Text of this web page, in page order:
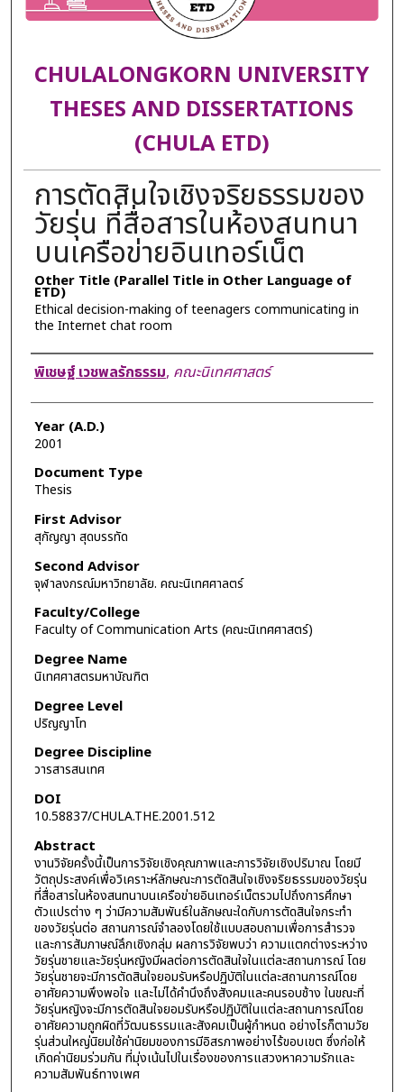
CHULALONGKORN UNIVERSITY
THESES AND DISSERTATIONS
(CHULA ETD)
การตัดสินใจเชิงจริยธรรมของ
วัยรุ่น ที่สื่อสารในห้องสนทนา
บนเครือข่ายอินเทอร์เน็ต
Other Title (Parallel Title in Other Language of
ETD)
Ethical decision-making of teenagers communicating in
the Internet chat room
Author
พิเชษฐ์ เวชพลรักธรรม, คณะนิเทศศาสตร์
Year (A.D.)
2001
Document Type
Thesis
First Advisor
สุกัญญา สุดบรรทัด
Second Advisor
จุฬาลงกรณ์มหาวิทยาลัย. คณะนิเทศศาลตร์
Faculty/College
Faculty of Communication Arts (คณะนิเทศศาสตร์)
Degree Name
นิเทศศาสตรมหาบัณฑิต
Degree Level
ปริญญาโท
Degree Discipline
วารสารสนเทศ
DOI
10.58837/CHULA.THE.2001.512
Abstract
งานวิจัยครั้งนี้เป็นการวิจัยเชิงคุณภาพและการวิจัยเชิงปริมาณ โดยมี
วัตถุประสงค์เพื่อวิเคราะห์ลักษณะการตัดสินใจเชิงจริยธรรมของวัยรุ่น
ที่สื่อสารในห้องสนทนาบนเครือข่ายอินเทอร์เน็ตรวมไปถึงการศึกษา
ตัวแปรต่าง ๆ ว่ามีความสัมพันธ์ในลักษณะใดกับการตัดสินใจกระทำ
ของวัยรุ่นต่อ สถานการณ์จำลองโดยใช้แบบสอบถามเพื่อการสำรวจ
และการสัมภาษณ์ลึกเชิงกลุ่ม ผลการวิจัยพบว่า ความแตกต่างระหว่าง
วัยรุ่นชายและวัยรุ่นหญิงมีผลต่อการตัดสินใจในแต่ละสถานการณ์ โดย
วัยรุ่นชายจะมีการตัดสินใจยอมรับหรือปฏิบัติในแต่ละสถานการณ์โดย
อาศัยความพึงพอใจ และไม่ได้คำนึงถึงสังคมและคนรอบช้าง ในขณะที่
วัยรุ่นหญิงจะมีการตัดสินใจยอมรับหรือปฏิบัติในแต่ละสถานการณ์โดย
อาศัยความถูกผิดที่วัฒนธรรมและสังคมเป็นผู้กำหนด อย่างไรก็ตามวัย
รุ่นส่วนใหญ่นิยมใช้ค่านิยมของการมีอิสรภาพอย่างไร้ขอบเขต ซึ่งก่อให้
เกิดค่านิยมร่วมกัน ที่มุ่งเน้นไปในเรื่องของการแสวงหาความรักและ
ความสัมพันธ์ทางเพศ